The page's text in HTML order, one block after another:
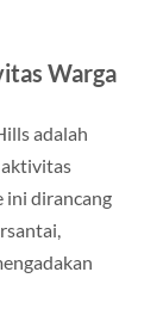
Warga
adalah
aktivitas
ini dirancang